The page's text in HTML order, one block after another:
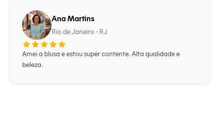
Ana Martins
Rio de Janeiro - RJ
Amei a blusa e estou super contente. Alta qualidade e
beleza.